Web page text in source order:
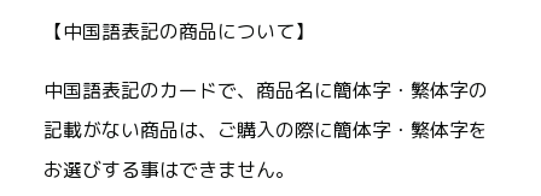
【中国語表記の商品について】
中国語表記のカードで、商品名に簡体字・繁体字の
記載がない商品は、ご購入の際に簡体字・繁体字を
お選びする事はできません。